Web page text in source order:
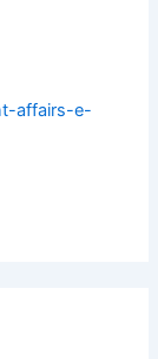
affairs-e-